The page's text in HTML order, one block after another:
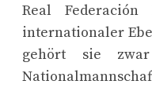
Real
internationaler
gehört sie